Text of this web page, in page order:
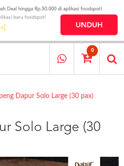
0
Dapur Solo Large (30 pax)
Solo Large (30